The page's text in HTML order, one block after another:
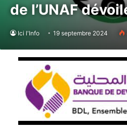
de l’UNAF
Ici l'Info 19 septembre 2024